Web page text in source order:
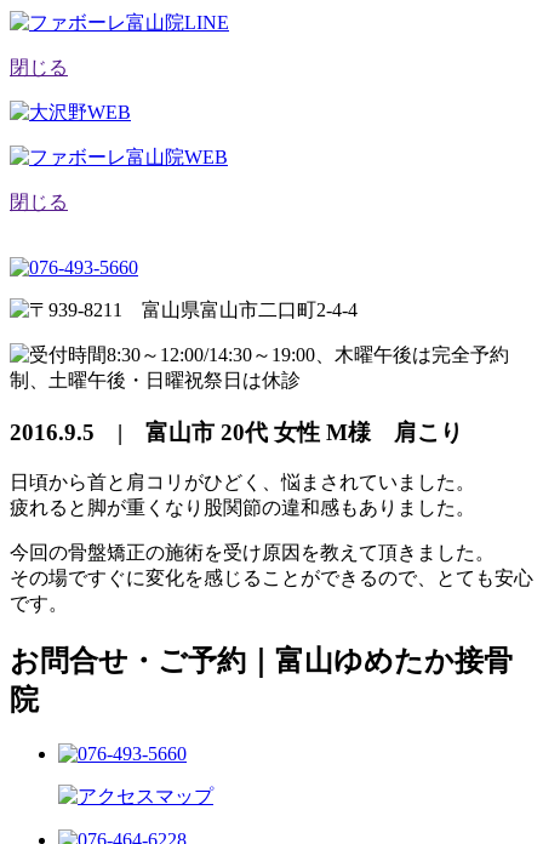
閉じる
閉じる
2016.9.5 | 富山市 20代 女性 M様 肩こり
日頃から首と肩コリがひどく、悩まされていました。
疲れると脚が重くなり股関節の違和感もありました。
今回の骨盤矯正の施術を受け原因を教えて頂きました。
その場ですぐに変化を感じることができるので、とても安心
です。
お問合せ・ご予約｜富山ゆめたか接骨
院